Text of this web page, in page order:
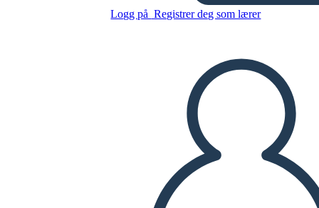
Logg på Registrer deg som lærer
Tegn Kart 3 Fields Spider
Kopier dette storyboardet
LAGE ET STORYBOARD
SPILLE AV LYSBILDEFREMVISNING
LES FOR MEG